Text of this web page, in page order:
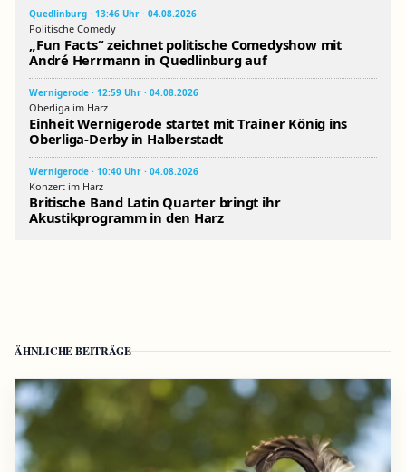
Quedlinburg · 13:46 Uhr · 04.08.2026
Politische Comedy
„Fun Facts“ zeichnet politische Comedyshow mit
André Herrmann in Quedlinburg auf
Wernigerode · 12:59 Uhr · 04.08.2026
Oberliga im Harz
Einheit Wernigerode startet mit Trainer König ins
Oberliga-Derby in Halberstadt
Wernigerode · 10:40 Uhr · 04.08.2026
Konzert im Harz
Britische Band Latin Quarter bringt ihr
Akustikprogramm in den Harz
ÄHNLICHE BEITRÄGE